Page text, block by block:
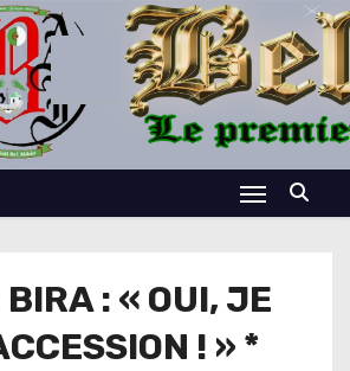
: « OUI, JE
! » *